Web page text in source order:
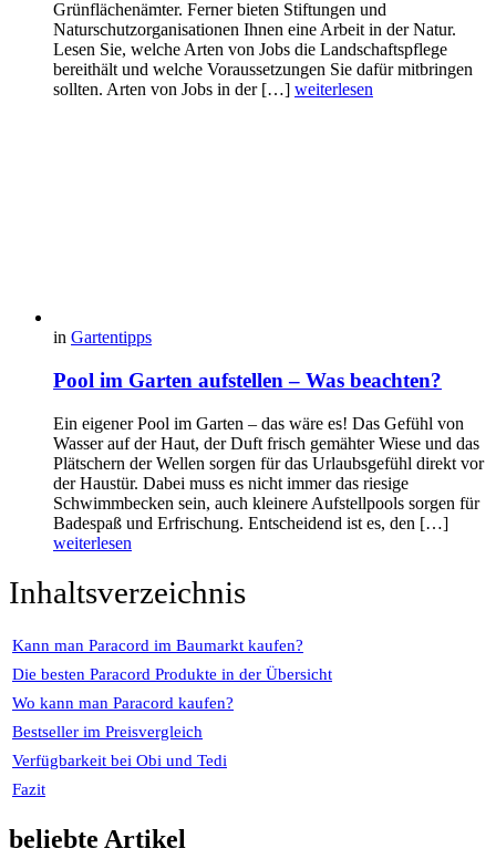
Grünflächenämter. Ferner bieten Stiftungen und
Naturschutzorganisationen Ihnen eine Arbeit in der Natur.
Lesen Sie, welche Arten von Jobs die Landschaftspflege
bereithält und welche Voraussetzungen Sie dafür mitbringen
sollten. Arten von Jobs in der […] weiterlesen
in Gartentipps
Pool im Garten aufstellen – Was beachten?
Ein eigener Pool im Garten – das wäre es! Das Gefühl von
Wasser auf der Haut, der Duft frisch gemähter Wiese und das
Plätschern der Wellen sorgen für das Urlaubsgefühl direkt vor
der Haustür. Dabei muss es nicht immer das riesige
Schwimmbecken sein, auch kleinere Aufstellpools sorgen für
Badespaß und Erfrischung. Entscheidend ist es, den […]
weiterlesen
Inhaltsverzeichnis
Kann man Paracord im Baumarkt kaufen?
Die besten Paracord Produkte in der Übersicht
Wo kann man Paracord kaufen?
Bestseller im Preisvergleich
Verfügbarkeit bei Obi und Tedi
Fazit
beliebte Artikel